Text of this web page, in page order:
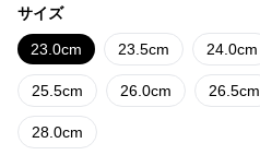
サイズ
23.0cm 23.5cm 24.0cm
25.5cm 26.0cm 26.5cm
28.0cm